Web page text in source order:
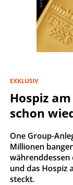
EXKLUSIV
Hospiz
schon
One Group-
Millionen
und das Hospiz
steckt.